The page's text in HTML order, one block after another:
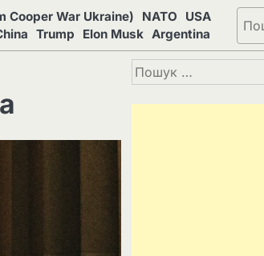
Cooper War Ukraine) NATO
USA
Trump Elon Musk Argentina
Пошук: